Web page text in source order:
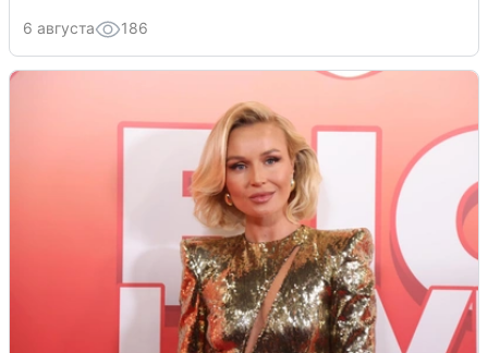
6 августа 186